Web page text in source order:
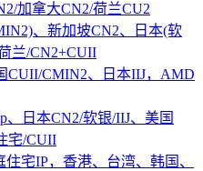
加拿大CN2/荷兰CU2
、新加坡CN2、日本(软
兰/CN2+CUII
CUII/CMIN2、日本IIJ，AMD
、日本CN2/软银/IIJ、美国
宅/CUII
住宅IP，香港、台湾、韩国、